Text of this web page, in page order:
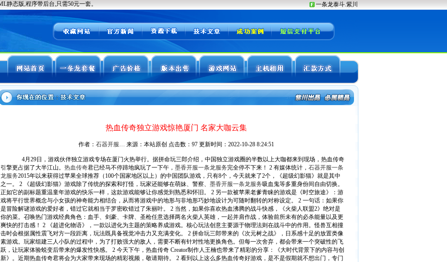
热血传奇独立游戏惊艳厦门 名家大咖云集
作者： 石器开服… 来源：本站原创 点击数： 97 更新时间：2022-10-28 8:24:51
4月29日，游戏伙伴独立游戏专场在厦门火热举行。据拼命玩三郎介绍，中国独立游戏圈的半数以上大咖都来到现场，热血传奇
引擎更占据了大半江山。 热血传奇君已经马不停蹄地疯玩了一下午， 墨香开服一条龙服务完全停不下来！ 2 有媒体统计， 石器开服一条
龙服务2015年以来获得过苹果全球推荐（100个国家地区以上）的中国团队游戏，只有8个，今天就来了2个，《超级幻影猫》就是其中
之一。 2 《超级幻影猫》游戏除了传统的探索和打怪，玩家还能够在萌妹、警察、 墨香开服一条龙服务吸血鬼等多重身份间自由切换。
正如它的副标题重温童年游戏的快乐一样，这款游戏能够让你感觉到熟悉和怀旧。 2 另一款被苹果老爹青睐的游戏是《时空旅途》：游
戏将平行世界概念与小女孩的神奇能力相结合，从而将游戏中的地形与非地形巧妙地设计为可随时翻转的对称设定。 2 一句话：如果你
是冒险解谜游戏的爱好者，错过它就相当于罗密欧错过了朱丽叶。 2 当然，如果你喜欢热血沸腾的战斗快感，《火柴人联盟2》绝对是
你的菜。召唤热门游戏经典角色：血手、剑豪、卡牌、圣枪任意选择两名火柴人英雄，一起并肩作战，体验前所未有的必杀能量以及更
爽快的打击感！ 2 《超进化物语》，一款以进化为主题的策略养成游戏。核心玩法创意主要源于物理法则在战斗中的作用。怪兽互相撞
击时会根据属性震飞对方一段距离，玩法既具备视觉冲击力又充满变化。 2 拼命玩三郎带来的《次元树之战》，日系感十足的放置类像
素游戏。玩家组建三人小队的过程中，为了打败强大的敌人，需要不断有针对性地更换角色。但每一次舍弃，都会带来一个突破性的飞
跃，让玩家体验蜕变后带来的爆发性快感。 2 今天下午，热血传奇 Creator制作人王楠也带来了精彩的分享：《大时代背景下的内容与创
新》。近期热血传奇君将会为大家带来现场的精彩视频，敬请期待。 2 看到以上这么多热血传奇好游戏，是不是假期就不想出门，专门